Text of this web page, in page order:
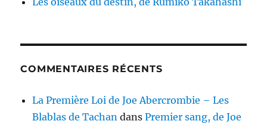
COMMENTAIRES RÉCENTS
La Première Loi de Joe Abercrombie – Les
Blablas de Tachan dansPremier sang, de Joe